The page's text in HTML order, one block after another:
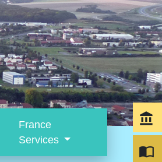
France
Services
account_balance
import_contacts